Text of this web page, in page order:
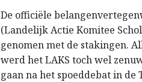
De officiële
(Landelijk Actie Komitee
genomen met de stakingen.
werd het LAKS toch wel
gaan na het spoeddebat in de